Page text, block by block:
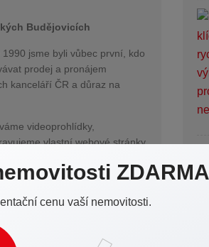
Budějovicích
jsme byli vůbec první, kdo
prodej a pronájem
kanceláří ČR a důraz na
videoprohlídky,
vlastní webové stránky
vaše nemovitost zaujme
Nabízíme konzultace a
ZDARMA
cenu vaší nemovitosti.